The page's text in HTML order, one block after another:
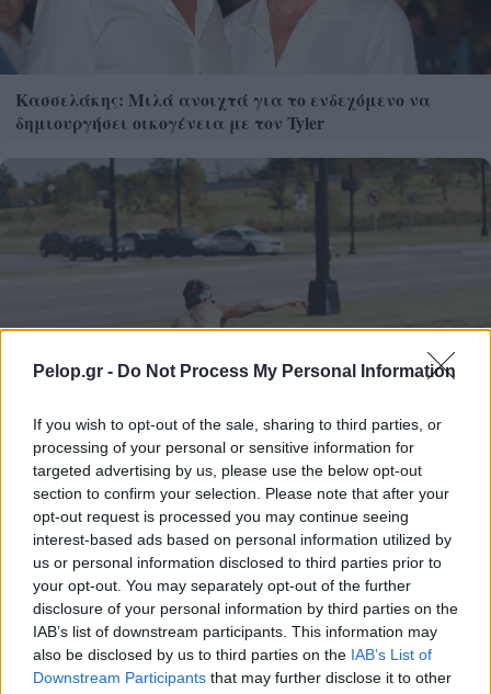
Pelop.gr - Do Not Process My Personal Information
If you wish to opt-out of the sale, sharing to third parties, or
processing of your personal or sensitive information for
targeted advertising by us, please use the below opt-out
section to confirm your selection. Please note that after your
opt-out request is processed you may continue seeing
interest-based ads based on personal information utilized by
us or personal information disclosed to third parties prior to
your opt-out. You may separately opt-out of the further
disclosure of your personal information by third parties on the
IAB’s list of downstream participants. This information may
also be disclosed by us to third parties on the IAB’s List of
Downstream Participants that may further disclose it to other
Κασσελάκης: Μιλά ανοιχτά για το ενδεχόμενο να
δημιουργήσει οικογένεια με τον Tyler
Το άθλημα της μακροζωίας: Χαρίζει έως και 5
επιπλέον χρόνια ζωής